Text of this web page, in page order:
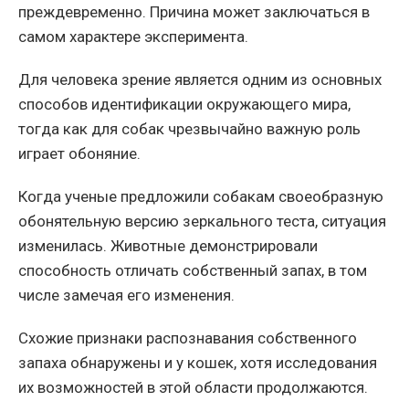
преждевременно. Причина может заключаться в
самом характере эксперимента.
Для человека зрение является одним из основных
способов идентификации окружающего мира,
тогда как для собак чрезвычайно важную роль
играет обоняние.
Когда ученые предложили собакам своеобразную
обонятельную версию зеркального теста, ситуация
изменилась. Животные демонстрировали
способность отличать собственный запах, в том
числе замечая его изменения.
Схожие признаки распознавания собственного
запаха обнаружены и у кошек, хотя исследования
их возможностей в этой области продолжаются.